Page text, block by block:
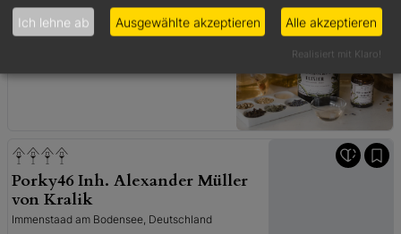
Dr. Jaglas
Berlin, Deutschland
Porky46 Inh. Alexander Müller
von Kralik
Immenstaad am Bodensee, Deutschland
Ich lehne ab Ausgewählte akzeptieren Alle akzeptieren
Realisiert mit Klaro!